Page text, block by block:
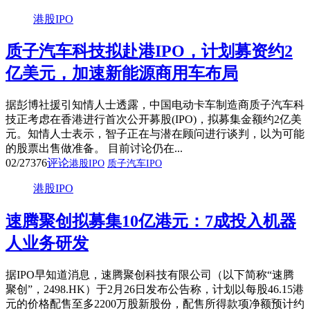
港股IPO
质子汽车科技拟赴港IPO，计划募资约2
亿美元，加速新能源商用车布局
据彭博社援引知情人士透露，中国电动卡车制造商质子汽车科
技正考虑在香港进行首次公开募股(IPO)，拟募集金额约2亿美
元。知情人士表示，智子正在与潜在顾问进行谈判，以为可能
的股票出售做准备。 目前讨论仍在...
02/27376评论港股IPO 质子汽车IPO
港股IPO
速腾聚创拟募集10亿港元：7成投入机器
人业务研发
据IPO早知道消息，速腾聚创科技有限公司（以下简称“速腾
聚创”，2498.HK）于2月26日发布公告称，计划以每股46.15港
元的价格配售至多2200万股新股份，配售所得款项净额预计约